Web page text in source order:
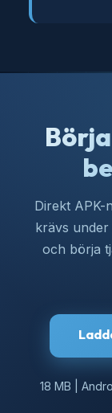
Direkt APK-
krävs under
och börja
18 MB |